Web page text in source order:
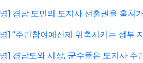
] 경남 도민의 도지사 선출권을 훔쳐
] “주민참여예산제 위축시키는 정부
] 경남도와 시장, 군수들은 도지사 주